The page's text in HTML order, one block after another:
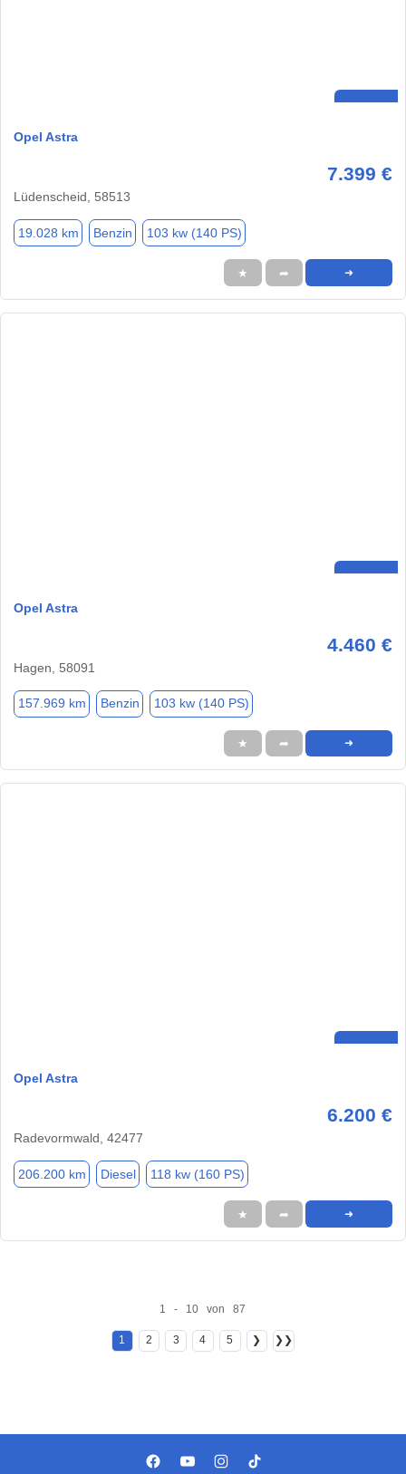
Opel Astra
7.399 €
Lüdenscheid, 58513
19.028 km Benzin 103 kw (140 PS)
★ ➦ ➜
Opel Astra
4.460 €
Hagen, 58091
157.969 km Benzin 103 kw (140 PS)
★ ➦ ➜
Opel Astra
6.200 €
Radevormwald, 42477
206.200 km Diesel 118 kw (160 PS)
★ ➦ ➜
1 - 10 von 87
1 2 3 4 5 ❯ ❯❯